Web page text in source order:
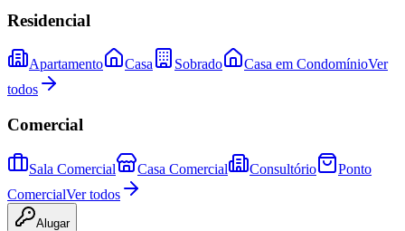
Residencial
Apartamento Casa Sobrado Casa em CondomínioVer
todos
Comercial
Sala Comercial Casa Comercial Consultório
Ponto
ComercialVer todos
Alugar